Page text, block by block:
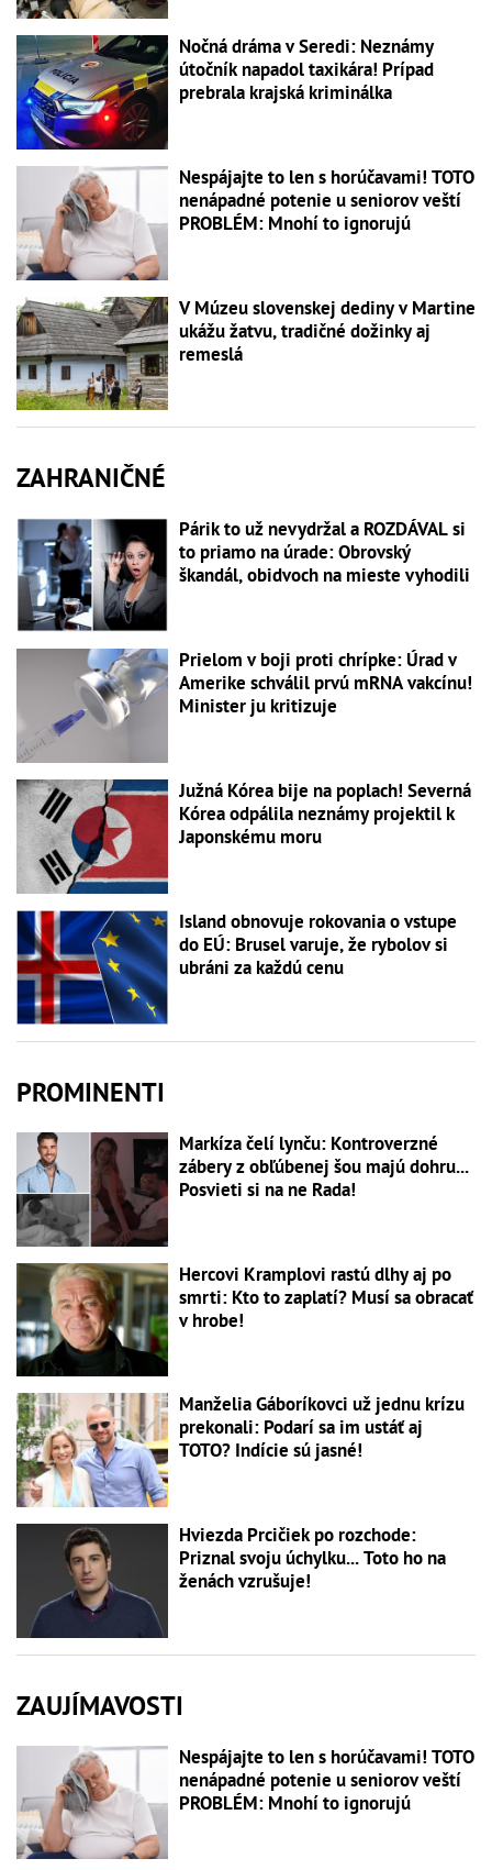
Nočná dráma v Seredi: Neznámy
útočník napadol taxikára! Prípad
prebrala krajská kriminálka
Nespájajte to len s horúčavami! TOTO
nenápadné potenie u seniorov veští
PROBLÉM: Mnohí to ignorujú
V Múzeu slovenskej dediny v Martine
ukážu žatvu, tradičné dožinky aj
remeslá
ZAHRANIČNÉ
Párik to už nevydržal a ROZDÁVAL si
to priamo na úrade: Obrovský
škandál, obidvoch na mieste vyhodili
Prielom v boji proti chrípke: Úrad v
Amerike schválil prvú mRNA vakcínu!
Minister ju kritizuje
Južná Kórea bije na poplach! Severná
Kórea odpálila neznámy projektil k
Japonskému moru
Island obnovuje rokovania o vstupe
do EÚ: Brusel varuje, že rybolov si
ubráni za každú cenu
PROMINENTI
Markíza čelí lynču: Kontroverzné
zábery z obľúbenej šou majú dohru...
Posvieti si na ne Rada!
Hercovi Kramplovi rastú dlhy aj po
smrti: Kto to zaplatí? Musí sa obracať
v hrobe!
Manželia Gáboríkovci už jednu krízu
prekonali: Podarí sa im ustáť aj
TOTO? Indície sú jasné!
Hviezda Prcičiek po rozchode:
Priznal svoju úchylku... Toto ho na
ženách vzrušuje!
ZAUJÍMAVOSTI
Nespájajte to len s horúčavami! TOTO
nenápadné potenie u seniorov veští
PROBLÉM: Mnohí to ignorujú